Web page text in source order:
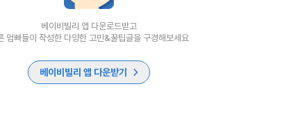
베이비빌리 앱 다운로드받고
엄빠들이 작성한 다양한 고민&꿀팁글을 구경해보세요
베이비빌리 앱 다운받기